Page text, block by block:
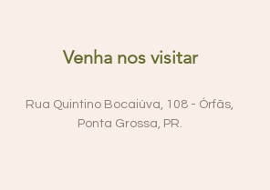
Venha nos visitar
Rua Quintino Bocaiúva, 108 - Órfãs,
Ponta Grossa, PR.